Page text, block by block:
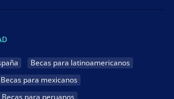
Becas para latinoamericanos
Becas para mexicanos
Becas para peruanos